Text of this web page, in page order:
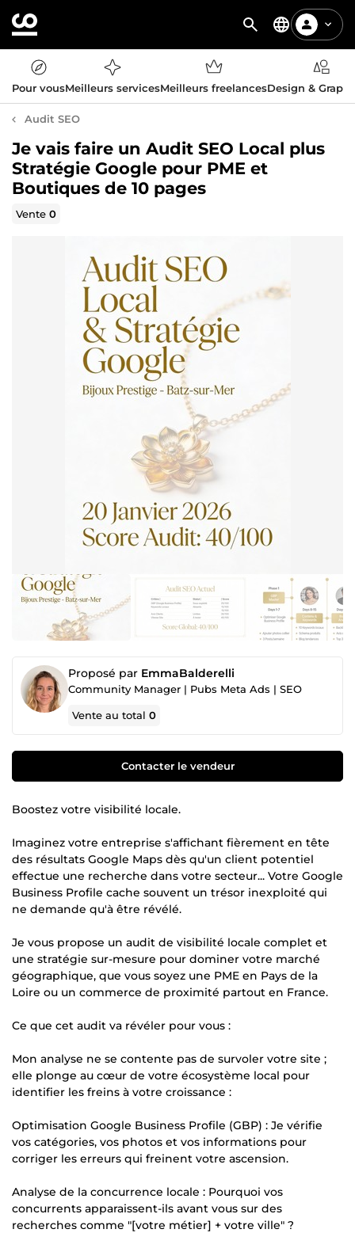
Pour vousMeilleurs servicesMeilleurs freelancesDesign &
Audit SEO
Je vais faire un Audit SEO Local plus
Stratégie Google pour PME et
Boutiques de 10 pages
Vente0
Proposé par EmmaBalderelli
Community Manager | Pubs Meta Ads | SEO
Vente au total0
Contacter le vendeur
Boostez votre visibilité locale.
Imaginez votre entreprise s'affichant fièrement en tête
des résultats Google Maps dès qu'un client potentiel
effectue une recherche dans votre secteur... Votre Google
Business Profile cache souvent un trésor inexploité qui
ne demande qu'à être révélé.
Je vous propose un audit de visibilité locale complet et
une stratégie sur-mesure pour dominer votre marché
géographique, que vous soyez une PME en Pays de la
Loire ou un commerce de proximité partout en France.
Ce que cet audit va révéler pour vous :
Mon analyse ne se contente pas de survoler votre site ;
elle plonge au cœur de votre écosystème local pour
identifier les freins à votre croissance :
Optimisation Google Business Profile (GBP) : Je vérifie
vos catégories, vos photos et vos informations pour
corriger les erreurs qui freinent votre ascension.
Analyse de la concurrence locale : Pourquoi vos
concurrents apparaissent-ils avant vous sur des
recherches comme "[votre métier] + votre ville" ?